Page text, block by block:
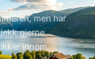
Protective Wear
Blåkläder